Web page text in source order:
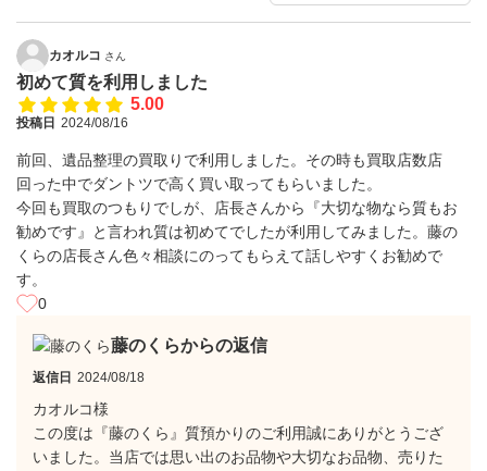
カオルコ さん
初めて質を利用しました
5.00
投稿日 2024/08/16
前回、遺品整理の買取りで利用しました。その時も買取店数店
回った中でダントツで高く買い取ってもらいました。
今回も買取のつもりでしが、店長さんから『大切な物なら質もお
勧めです』と言われ質は初めてでしたが利用してみました。藤の
くらの店長さん色々相談にのってもらえて話しやすくお勧めで
す。
0
藤のくらからの返信
返信日 2024/08/18
カオルコ様
この度は『藤のくら』質預かりのご利用誠にありがとうござ
いました。当店では思い出のお品物や大切なお品物、売りた